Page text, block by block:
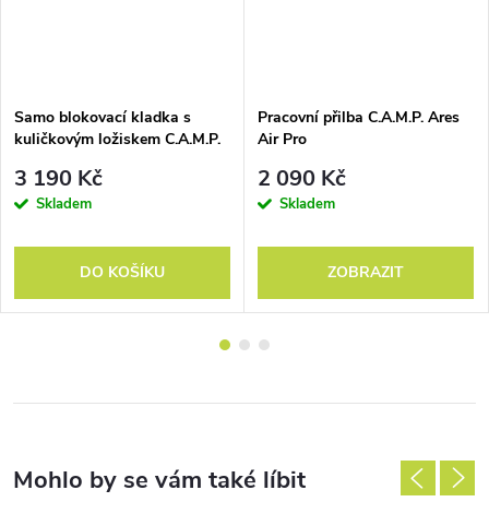
Samo blokovací kladka s
kuličkovým ložiskem C.A.M.P.
3 190 Kč
Skladem
DO KOŠÍKU
Pracovní přilba C.A.M.P. Ares
Air Pro
2 090 Kč
Skladem
ZOBRAZIT